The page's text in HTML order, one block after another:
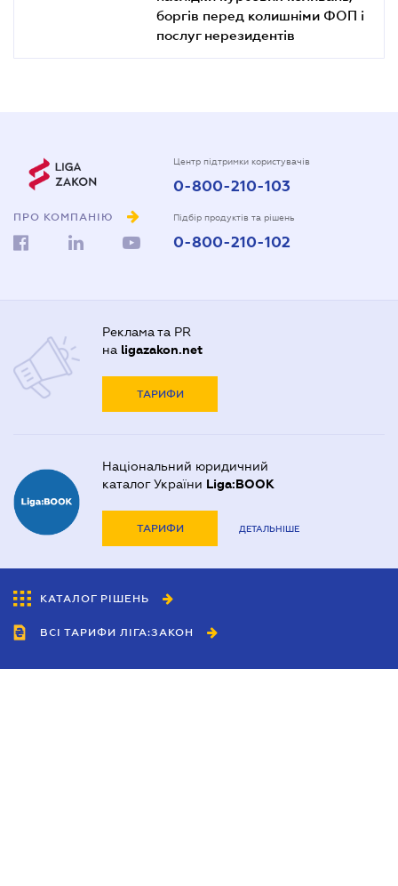
боргів перед колишніми ФОП і
послуг нерезидентів
ПРО КОМПАНІЮ
Центр підтримки користувачів
0-800-210-103
Підбір продуктів та рішень
0-800-210-102
Реклама та PR
на ligazakon.net
ТАРИФИ
Національний юридичний
каталог України Liga:BOOK
ТАРИФИ ДЕТАЛЬНІШЕ
КАТАЛОГ РІШЕНЬ
ВСІ ТАРИФИ ЛІГА:ЗАКОН